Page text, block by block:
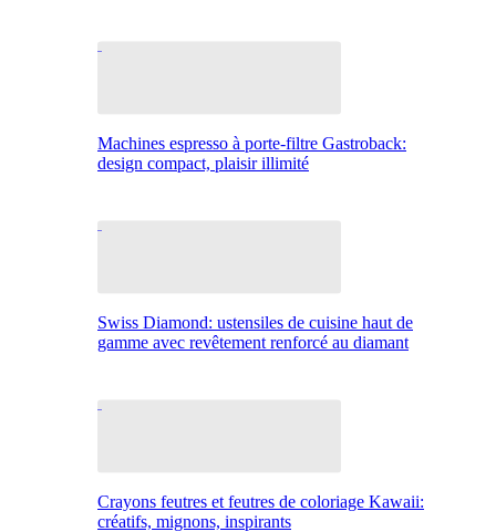
Machines espresso à porte-filtre Gastroback:
design compact, plaisir illimité
Swiss Diamond: ustensiles de cuisine haut de
gamme avec revêtement renforcé au diamant
Crayons feutres et feutres de coloriage Kawaii:
créatifs, mignons, inspirants